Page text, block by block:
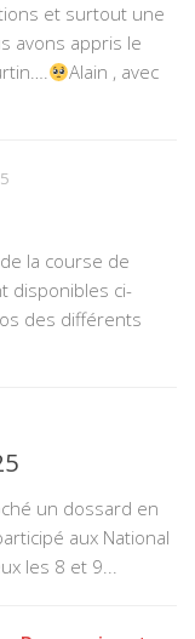
et surtout une
avons appris le
Alain , avec
la course de
disponibles ci-
des différents
un dossard en
aux National
les 8 et 9...